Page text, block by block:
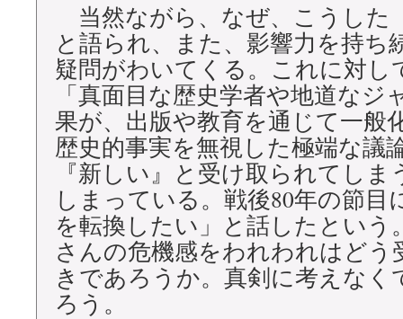
当然ながら、なぜ、こうした
と語られ、また、影響力を持ち
疑問がわいてくる。これに対し
「真面目な歴史学者や地道なジ
果が、出版や教育を通じて一般
歴史的事実を無視した極端な議
『新しい』と受け取られてし
しまっている。戦後80年の節目
を転換したい」と話したという
さんの危機感をわれわれはど
きであろうか。真剣に考えな
ろう。